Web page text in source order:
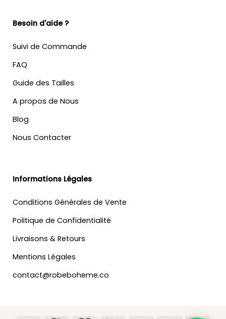
Besoin d'aide ?
Suivi de Commande
FAQ
Guide des Tailles
A propos de Nous
Blog
Nous Contacter
Informations Légales
Conditions Générales de Vente
Politique de Confidentialité
Livraisons & Retours
Mentions Légales
contact@robeboheme.co